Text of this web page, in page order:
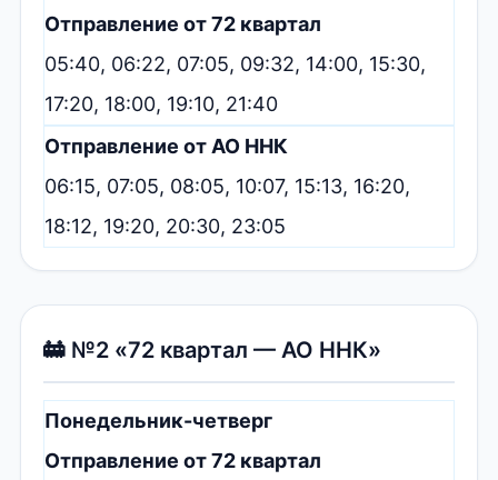
Отправление от 72 квартал
05:40, 06:22, 07:05, 09:32, 14:00, 15:30,
17:20, 18:00, 19:10, 21:40
Отправление от АО ННК
06:15, 07:05, 08:05, 10:07, 15:13, 16:20,
18:12, 19:20, 20:30, 23:05
🚋 №2 «72 квартал — АО ННК»
Понедельник-четверг
Отправление от 72 квартал